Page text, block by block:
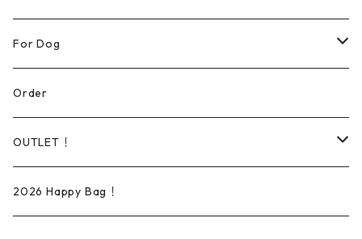
ニット
【Original】
バッグ
シューズ
ソックス
タオル
ラインアート
リアルデザイン
オーダー可能商品
イラスト/ペイントアート
For Dog
Wear
Daily wear
Rain wear
Dog lead＆Harness
Bed
Order
OUTLET！
iPhone ケース
2026 Happy Bag！